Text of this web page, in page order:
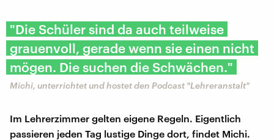
"Die Schüler sind da auch teilweise
grauenvoll, gerade wenn sie einen nicht
mögen. Die suchen die Schwächen."
Michi, unterrichtet und hostet den Podcast "Lehreranstalt"
Im Lehrerzimmer gelten eigene Regeln. Eigentlich
passieren jeden Tag lustige Dinge dort, findet Michi.